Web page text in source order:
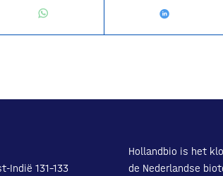
Indië 131-133
Hollandbio is het
de Nederlandse